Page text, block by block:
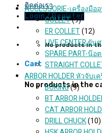
ติดต่อเรา
Login / Register
No products in
Cart
No products in the
ACCESSORIE-เครื่องมื
COLLET(9)
ER COLLET(12)
LIVE CENTER ยัน
SPARE PART-น๊อ
STRAIGHT
ARBOR HOLDER หัวจับเ
BORING(9)
BT ARBOR
CAT ARBOR
DRILL CHUCK(10)